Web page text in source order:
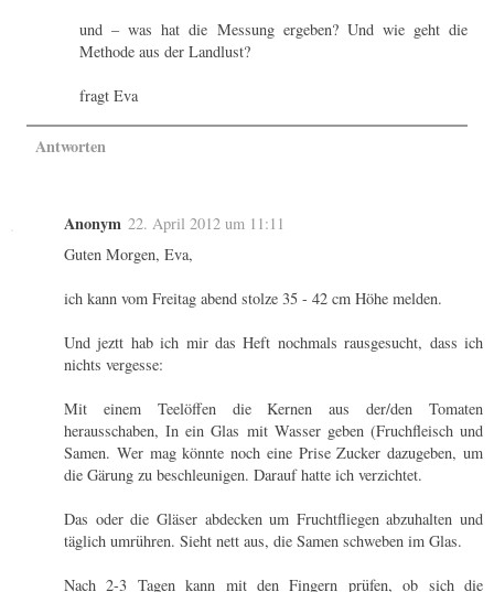
und – was hat die Messung ergeben? Und wie geht die
Methode aus der Landlust?
fragt Eva
Antworten
Anonym 22. April 2012 um 11:11
Guten Morgen, Eva,
ich kann vom Freitag abend stolze 35 - 42 cm Höhe melden.
Und jeztt hab ich mir das Heft nochmals rausgesucht, dass ich
nichts vergesse:
Mit einem Teelöffen die Kernen aus der/den Tomaten
herausschaben, In ein Glas mit Wasser geben (Fruchfleisch und
Samen. Wer mag könnte noch eine Prise Zucker dazugeben, um
die Gärung zu beschleunigen. Darauf hatte ich verzichtet.
Das oder die Gläser abdecken um Fruchtfliegen abzuhalten und
täglich umrühren. Sieht nett aus, die Samen schweben im Glas.
Nach 2-3 Tagen kann mit den Fingern prüfen, ob sich die